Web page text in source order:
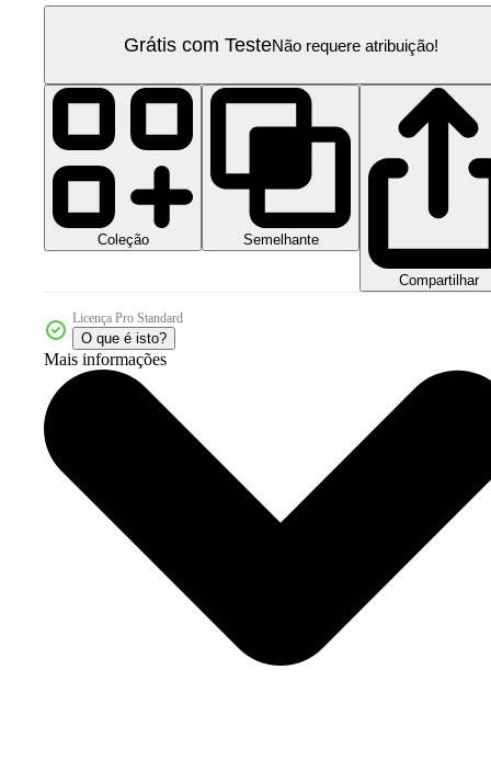
Grátis com TesteNão requere atribuição!
Coleção Semelhante
Compartilhar
Licença Pro Standard
O que é isto?
Mais informações